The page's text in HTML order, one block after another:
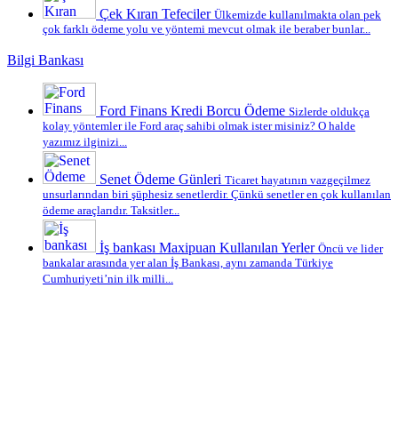
Çek Kıran Tefeciler Ülkemizde kullanılmakta olan pek
çok farklı ödeme yolu ve yöntemi mevcut olmak ile beraber bunlar...
Bilgi Bankası
Ford Finans Kredi Borcu Ödeme Sizlerde oldukça
kolay yöntemler ile Ford araç sahibi olmak ister misiniz? O halde
yazımız ilginizi...
Senet Ödeme Günleri Ticaret hayatının vazgeçilmez
unsurlarından biri şüphesiz senetlerdir. Çünkü senetler en çok kullanılan
ödeme araçlarıdır. Taksitler...
İş bankası Maxipuan Kullanılan Yerler Öncü ve lider
bankalar arasında yer alan İş Bankası, aynı zamanda Türkiye
Cumhuriyeti’nin ilk milli...